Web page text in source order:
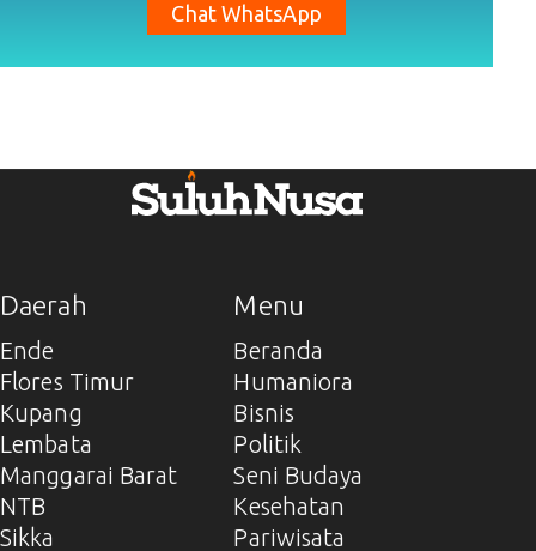
Chat WhatsApp
Daerah
Ende
Flores Timur
Kupang
Lembata
Manggarai Barat
NTB
Sikka
Menu
Beranda
Humaniora
Bisnis
Politik
Seni Budaya
Kesehatan
Pariwisata